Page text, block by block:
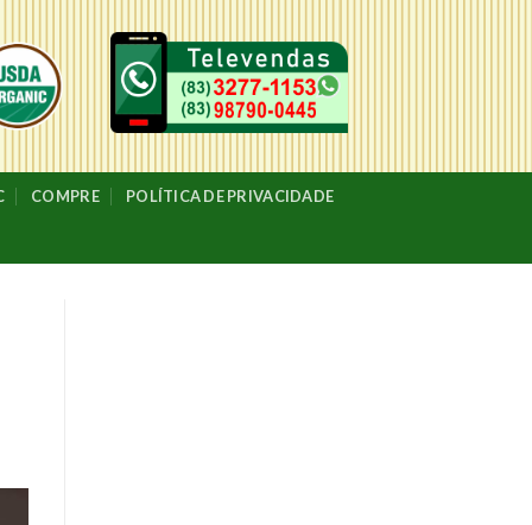
COMPRE POLÍTICA DE PRIVACIDADE